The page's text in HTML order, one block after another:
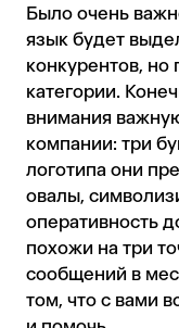
Было очень
язык будет
конкурентов, но
категории.
внимания
компании: три
логотипа они
овалы,
оперативность
похожи на три
сообщений в
том, что с вами